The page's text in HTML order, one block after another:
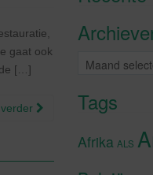
gaat ook
de […]
Archieven
Tags
Afrika ALS